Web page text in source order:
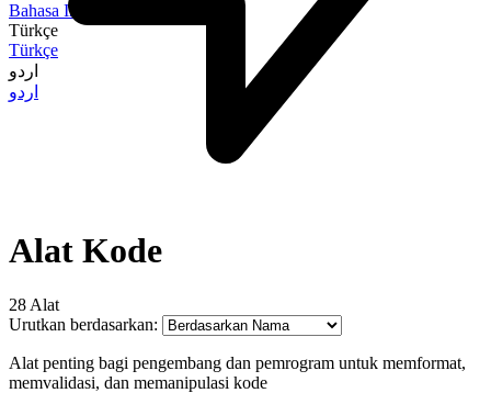
Bahasa Indonesia
Türkçe
Türkçe
اردو
اردو
Alat Kode
28 Alat
Urutkan berdasarkan:
Alat penting bagi pengembang dan pemrogram untuk memformat,
memvalidasi, dan memanipulasi kode